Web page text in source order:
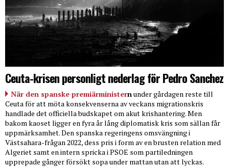
Ceuta-krisen personligt nederlag för Pedro Sanchez
När den spanske premiärministernunder gårdagen reste till
Ceuta för att möta konsekvenserna av veckans migrationskris
handlade det officiella budskapet om akut krishantering. Men
bakom kaoset ligger en fyra år lång diplomatisk kris som sällan får
uppmärksamhet. Den spanska regeringens omsvängning i
Västsahara-frågan 2022, dess pris i form av en brusten relation med
Algeriet samt en intern spricka i PSOE som partiledningen
upprepade gånger försökt sopa under mattan utan att lyckas.